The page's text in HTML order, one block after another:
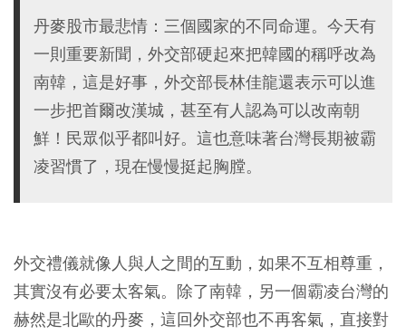
丹麥股市最悲情：三個國家的不同命運。今天有
一則重要新聞，外交部硬起來把韓國的稱呼改為
南韓，這是好事，外交部長林佳龍還表示可以進
一步把首爾改漢城，甚至有人認為可以改南朝
鮮！民眾似乎都叫好。這也意味著台灣長期被霸
凌習慣了，現在慢慢挺起胸膛。
外交禮儀就像人與人之間的互動，如果不互相尊重，
其實沒有必要太客氣。除了南韓，另一個霸凌台灣的
赫然是北歐的丹麥，這回外交部也不再客氣，直接對